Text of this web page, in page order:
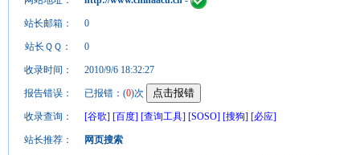
站长邮箱： 0
站长ＱＱ： 0
收录时间： 2010/9/6 18:32:27
报告错误： 已报错：(0)次
收录查询： [谷歌] [百度] [查询工具] [SOSO] [搜狗] [必应]
站长推荐：
网页搜索